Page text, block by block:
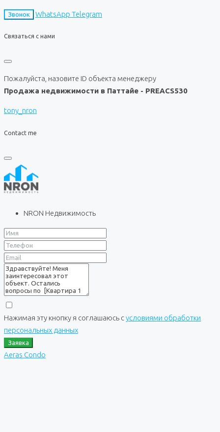
Звонок WhatsApp Telegram
Связаться с нами
Пожалуйста, назовите ID объекта менеджеру
Продажа недвижимости в Паттайе - PREACS530
tony_nron
Contact me
NRON Недвижимость
Нажимая эту кнопку я соглашаюсь сусловиями обработки
персональных данных
Заявка
Aeras Condo